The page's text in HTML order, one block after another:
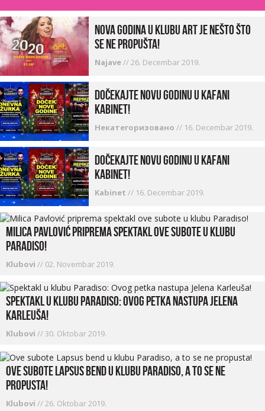
Nova godina u Klubu Art je nešto što
se ne propušta!
Najave//26. Decembar 2019.
Dočekajte Novu godinu u kafani
Kabinet!
Некатегоризовано // 16. Decembar 2019.
Dočekajte Novu godinu u kafani
Kabinet!
Kabinet // 16. Decembar 2019.
Milica Pavlović priprema spektakl ove subote u klubu
Paradiso!
Klubovi // 02. Novembar 2019.
Spektakl u klubu Paradiso: Ovog petka nastupa Jelena
Karleuša!
Klubovi //30. Oktobar 2019.
Ove subote Lapsus bend u klubu Paradiso, a to se ne
propusta!
Klubovi //26. Oktobar 2019.